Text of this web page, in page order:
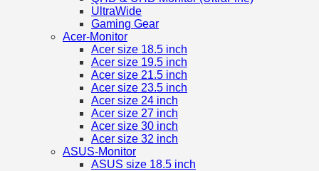
UltraWide
Gaming Gear
Acer-Monitor
Acer size 18.5 inch
Acer size 19.5 inch
Acer size 21.5 inch
Acer size 23.5 inch
Acer size 24 inch
Acer size 27 inch
Acer size 30 inch
Acer size 32 inch
ASUS-Monitor
ASUS size 18.5 inch